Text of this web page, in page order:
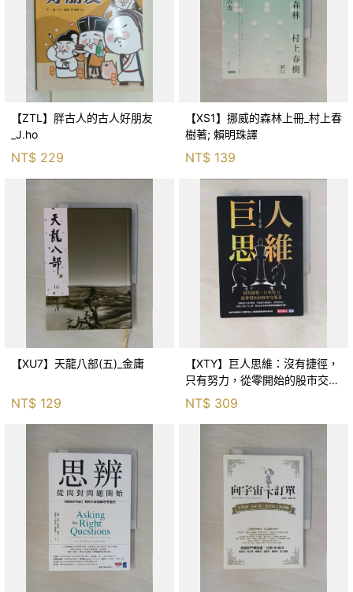
【ZTL】胖古人的古人好朋友
_J.ho
NT$ 229
【XS1】挪威的森林上冊_村上春
樹著; 賴明珠譯
NT$ 139
【XU7】天龍八部(五)_金庸
NT$ 129
【XTY】巨人思維：沒有捷徑，
只有努力，從零開始的股市交易
員_巨人傑
NT$ 309